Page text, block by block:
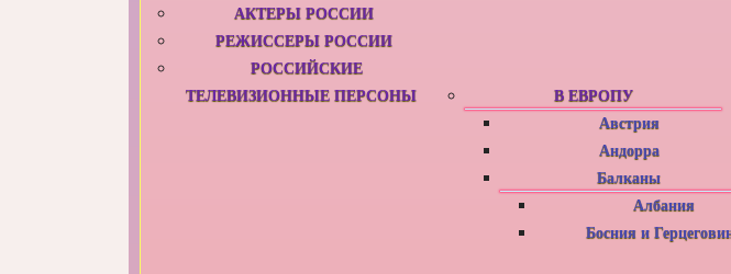
АКТЕРЫ РОССИИ
РЕЖИССЕРЫ РОССИИ
РОССИЙСКИЕ
ТЕЛЕВИЗИОННЫЕ ПЕРСОНЫ
В ЕВРОПУ
Австрия
Андорра
Балканы
Албания
Босния и